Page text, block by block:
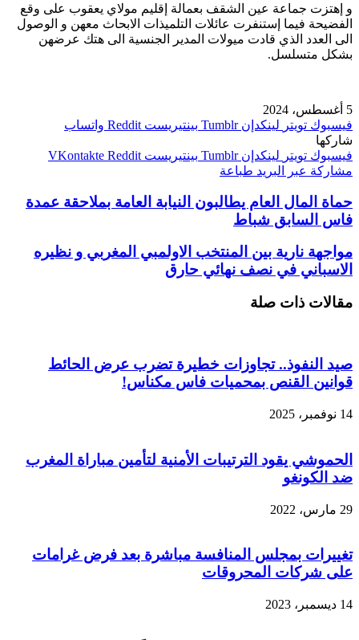
و إهتزت جماعة عين الشقف بعمالة إقليم مولاي يعقوب على وقع
الفضيحة فيما إستنفرت عائلات التلميذات الابحاث معهن و الوصول
الى العدد الذي قادت ميولات المدير الجنسية الى هتك عرضهن
بشكل متسلسل.
5 أغسطس، 2024
فيسبوك تويتر لينكدإن بينتيريست
واتساب
شاركها
فيسبوك تويتر لينكدإن بينتيريست
مشاركة عبر البريد طباعة
حماة المال العام يطالبون النيابة العامة بملاحقة عمدة
فاس السابق شباط
مواجهة نارية بين المنتخب الاولمبي المغربي و نظيره
الاسباني في نصف نهائي حارق
مقالات ذات صلة
صيد النفوذ.. تجاوزات خطيرة تضرب عرض الحائط
قوانين القنص بمحميات فاس مكناس!
14 نوفمبر، 2025
الحموشي يقود الترتيبات الأمنية لتأمين مباراة المغرب
ضد الكونغو
29 مارس، 2022
تغييرات بمجلس المنافسة مباشرة بعد فرض غرامات
على شركات المحروقات
14 ديسمبر، 2023